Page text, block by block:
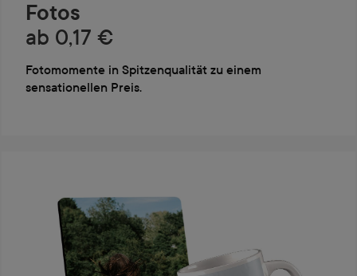
Fotos
ab 0,17 €
Fotomomente in Spitzenqualität zu einem
sensationellen Preis.